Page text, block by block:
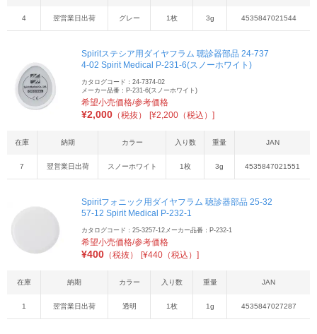
4 翌営業日出荷 グレー 1枚 3g 4535847021544
Spiritステシア用ダイヤフラム 聴診器部品 24-737
4-02 Spirit Medical P-231-6(スノーホワイト)
カタログコード：24-7374-02
メーカー品番：P-231-6(スノーホワイト)
希望小売価格/参考価格
¥2,000 （税抜） [¥2,200（税込）]
在庫 納期 カラー 入り数 重量 JAN
7 翌営業日出荷 スノーホワイト 1枚 3g 4535847021551
Spiritフォニック用ダイヤフラム 聴診器部品 25-32
57-12 Spirit Medical P-232-1
カタログコード：25-3257-12メーカー品番：P-232-1
希望小売価格/参考価格
¥400 （税抜） [¥440（税込）]
在庫 納期 カラー 入り数 重量 JAN
1 翌営業日出荷 透明 1枚 1g 4535847027287